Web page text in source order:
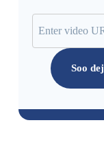
Soo